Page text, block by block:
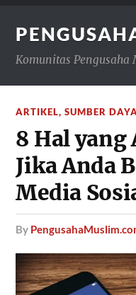
Komunitas Pengusaha
ARTIKEL,SUMBER
8 Hal yang
Jika Anda
Media
by